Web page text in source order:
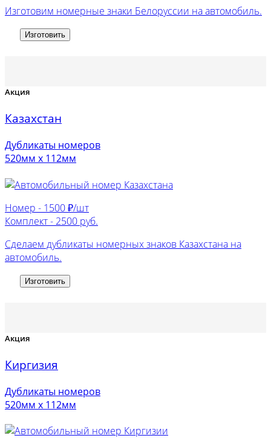
Изготовим номерные знаки Белоруссии на автомобиль.
Изготовить
Акция
Казахстан
Дубликаты номеров
520мм х 112мм
Номер - 1500 ₽/шт
Комплект - 2500 руб.
Сделаем дубликаты номерных знаков Казахстана на
автомобиль.
Изготовить
Акция
Киргизия
Дубликаты номеров
520мм х 112мм